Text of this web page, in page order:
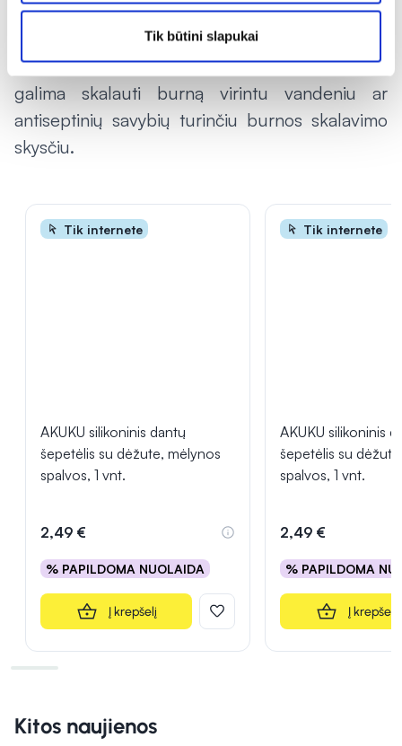
Tik būtini slapukai
jautrumą sukeliančio maisto (rūgščių ir saldžių,
kietos struktūros ir aštrių patiekalų, karštų arba
šaltų gėrimų bei maisto produktų), papildomai
galima skalauti burną virintu vandeniu ar
antiseptinių savybių turinčiu burnos skalavimo
skysčiu.
Tik internete
AKUKU silikoninis dantų
šepetėlis su dėžute, mėlynos
spalvos, 1 vnt.
2,49 €
% PAPILDOMA NUOLAIDA
Į krepšelį
Tik internete
AKUKU silikoninis
šepetėlis su
spalvos, 1 vnt.
2,49 €
% PAPILDOMA
Į krepšelį
Kitos naujienos